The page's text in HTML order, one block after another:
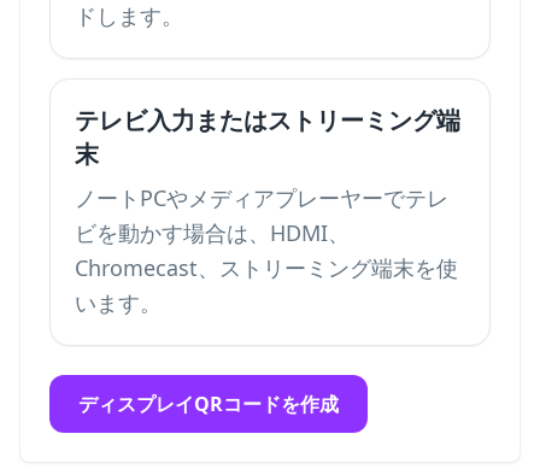
ドします。
テレビ入力またはストリーミング端
末
ノートPCやメディアプレーヤーでテレ
ビを動かす場合は、HDMI、
Chromecast、ストリーミング端末を使
います。
ディスプレイQRコードを作成